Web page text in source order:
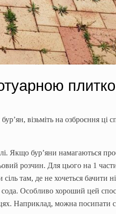
бур’ян, візьміть на озброєння ці
Якщо бур’яни намагаються
розчин. Для цього на 1
там, де не хочеться бачити
Особливо хороший цей
Наприклад, можна посипати